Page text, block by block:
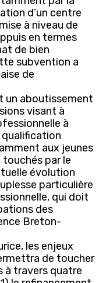
d’un centre
à niveau de
en termes
de bien
subvention a
de
un aboutissement
visant à
à
qualification
aux jeunes
par le
évolution
particulière
qui doit
des
Breton-
les enjeux
de toucher
à travers quatre